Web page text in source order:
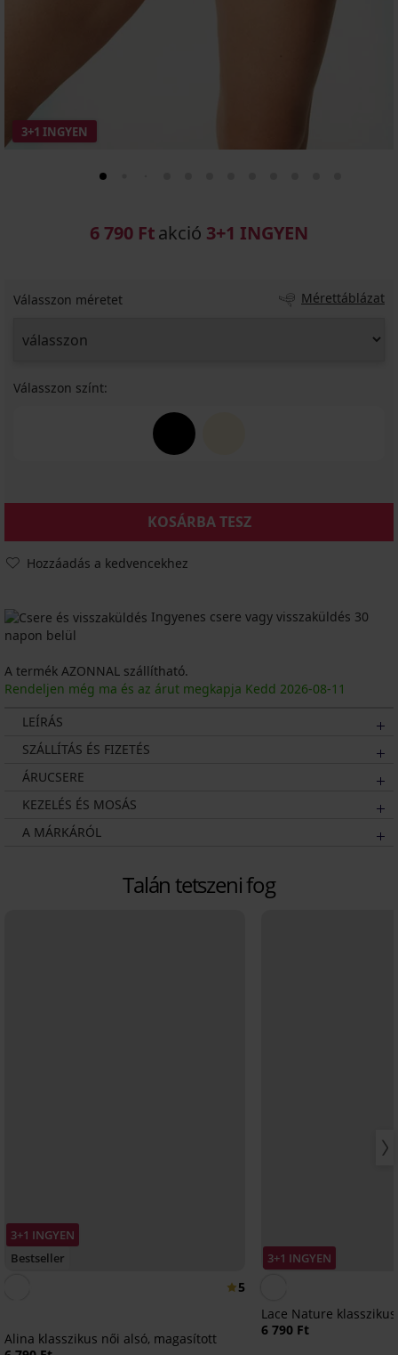
3+1 INGYEN
6 790 Ftakció 3+1 INGYEN
Válasszon méretet Mérettáblázat
Válasszon színt:
KOSÁRBA TESZ
Hozzáadás a kedvencekhez
Ingyenes csere vagy visszaküldés 30
napon belül
A termék AZONNAL szállítható.
Rendeljen még ma és az árut megkapja Kedd 2026-08-11
LEÍRÁS
SZÁLLÍTÁS ÉS FIZETÉS
ÁRUCSERE
KEZELÉS ÉS MOSÁS
A MÁRKÁRÓL
Talán tetszeni fog
3+1 INGYEN
Bestseller
5
Alina klasszikus női alsó, magasított
3+1 INGYEN
Lace Nature
6 790 Ft